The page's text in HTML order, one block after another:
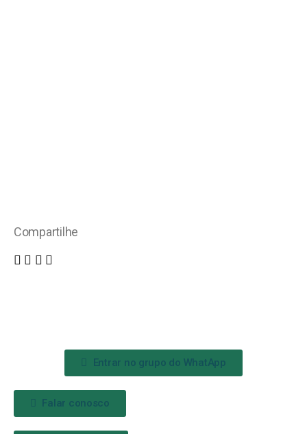
Compartilhe
Entrar no grupo do WhatApp
Falar conosco